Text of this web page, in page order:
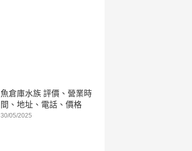
魚倉庫水族 評價、營業時
間、地址、電話、價格
30/05/2025